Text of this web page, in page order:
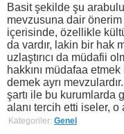
Basit şekilde şu
mevzusuna dair
içerisinde, özellikle
da vardır, lakin bir hak
uzlaştırıcı da müdafii
hakkını müdafaa
demek ayrı
şartı ile bu kurumlarda
alanı tercih etti iseler, o
Kategoriler: Genel